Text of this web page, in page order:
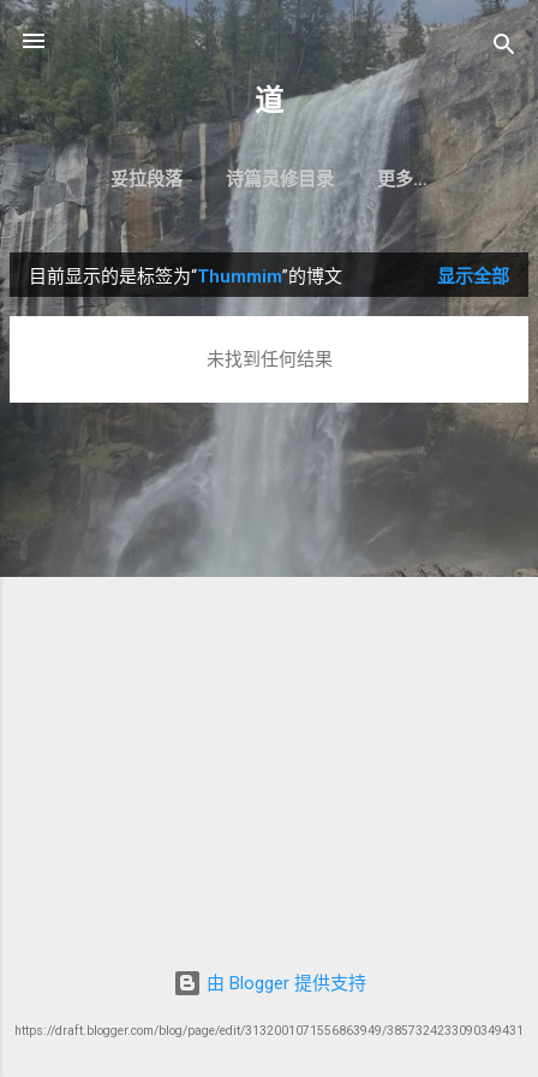
跳至主要内容
道
妥拉段落 诗篇灵修目录 更多…
博
目前显示的是标签为“Thummim”的博文 显示全部
未找到任何结果
由 Blogger 提供支持
https://draft.blogger.com/blog/page/edit/3132001071556863949/3857324233090349431